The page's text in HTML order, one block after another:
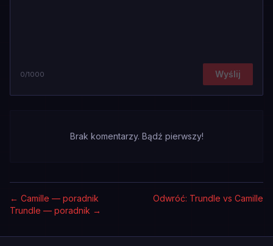
0/1000 Wyślij
Brak komentarzy. Bądź pierwszy!
← Camille — poradnik
Odwróć: Trundle vs Camille
Trundle — poradnik →